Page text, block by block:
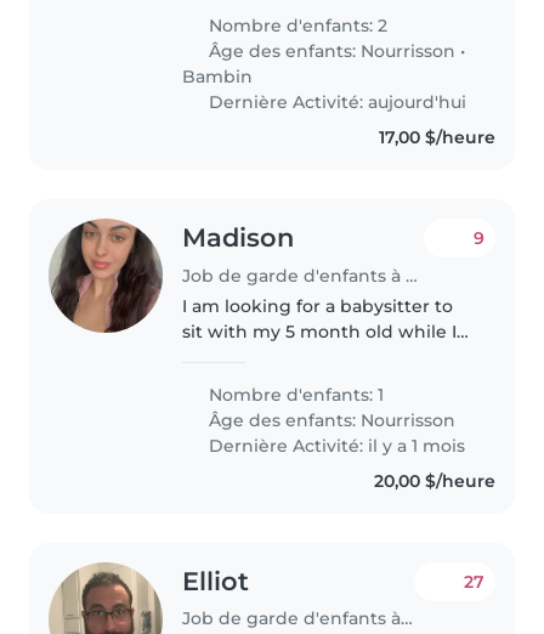
You'll be joining our bilingual
household—English and Russian
spoken. Reliability and..
Nombre d'enfants: 2
Âge des enfants: Nourrisson •
Bambin
Dernière Activité: aujourd'hui
17,00 $/heure
Madison
Job de garde d'enfants à Etobicoke
9
I am looking for a babysitter to
sit with my 5 month old while I
Nombre d'enfants: 1
Âge des enfants: Nourrisson
Dernière Activité: il y a 1 mois
20,00 $/heure
Elliot
Job de garde d'enfants à Etobicoke
27